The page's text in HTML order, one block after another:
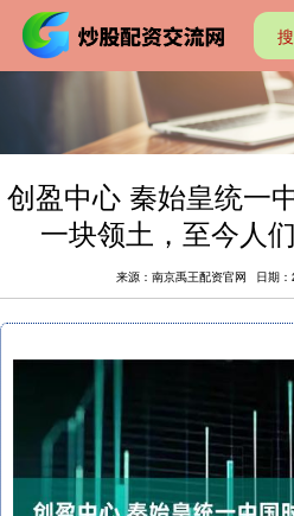
创盈中心 秦始皇统一
一块领土，至今人
来源：南京禹王配资官网 日期